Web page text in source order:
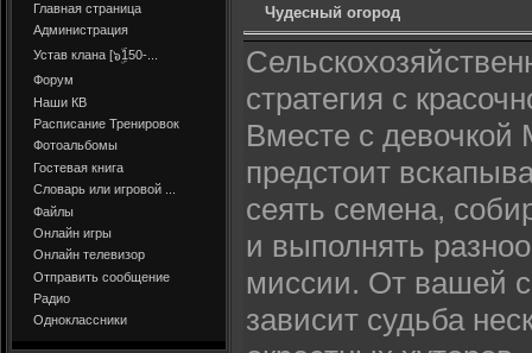
Главная страница
Администрация
Устав клана [๖ۣۜ150-...
Форум
Наши КВ
Расписание Тренировок
Фотоальбомы
Гостевая книга
Словарь или игровой ...
Файлы
Онлайн игры
Онлайн телевизор
Отправить сообщение
Радио
Одноклассники
Чудесный огород
стратегия с
Вместе с девочкой
предстоит
сеять семена,
и выполнять
миссии. От вашей
зависит судьба